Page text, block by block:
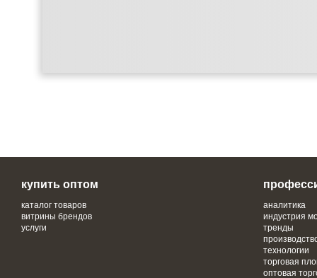
купить оптом
каталог товаров
витрины брендов
услуги
аналитика
индустрия
тренды
технологии
торговая
оптовая